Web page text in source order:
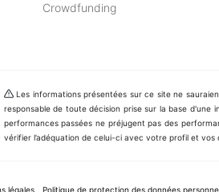
Crowdfunding
Les informations présentées sur ce site ne
responsable de toute décision prise sur la base
performances passées ne préjugent pas des
vérifier l’adéquation de celui-ci avec votre profil et vos
légales Politique de protection des données